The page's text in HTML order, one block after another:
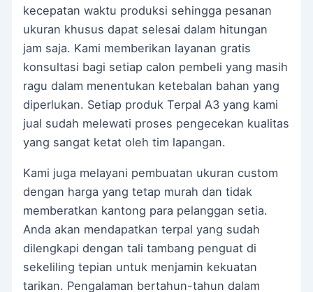
kecepatan waktu produksi sehingga pesanan
ukuran khusus dapat selesai dalam hitungan
jam saja. Kami memberikan layanan gratis
konsultasi bagi setiap calon pembeli yang masih
ragu dalam menentukan ketebalan bahan yang
diperlukan. Setiap produk Terpal A3 yang kami
jual sudah melewati proses pengecekan kualitas
yang sangat ketat oleh tim lapangan.
Kami juga melayani pembuatan ukuran custom
dengan harga yang tetap murah dan tidak
memberatkan kantong para pelanggan setia.
Anda akan mendapatkan terpal yang sudah
dilengkapi dengan tali tambang penguat di
sekeliling tepian untuk menjamin kekuatan
tarikan. Pengalaman bertahun-tahun dalam